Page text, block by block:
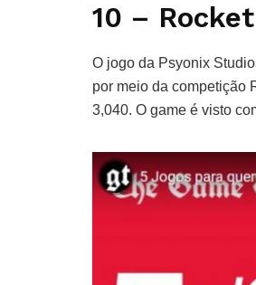
10 –
O jogo da Psyonix
por meio da competição
3,040. O game é visto